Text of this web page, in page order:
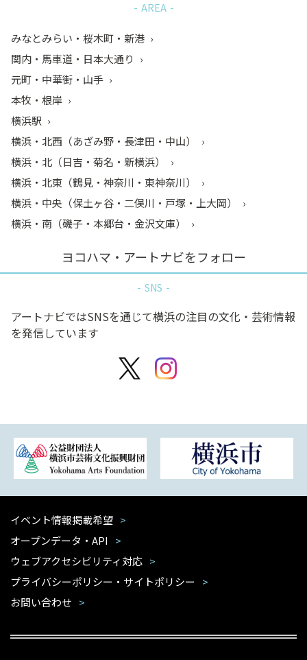
AREA
みなとみらい・桜木町・新港
関内・馬車道・日本大通り
元町・中華街・山手
本牧・根岸
横浜駅
横浜・北西（あざみ野・長津田・中山）
横浜・北（日吉・菊名・新横浜）
横浜・北東（鶴見・神奈川・東神奈川）
横浜・中央（保土ヶ谷・二俣川・戸塚・上大岡）
横浜・南（磯子・本郷台・金沢文庫）
ヨコハマ・アートナビをフォロー
SNS
アートナビではSNSを通じて横浜の注目の文化・芸術情報
を発信しています
イベント情報掲載希望
オープンデータ・API
ウェブアクセシビリティ対応
プライバシーポリシー・サイトポリシー
お問い合わせ